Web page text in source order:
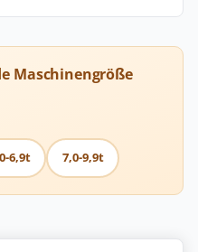
Maschinengröße
6,9t 7,0-9,9t